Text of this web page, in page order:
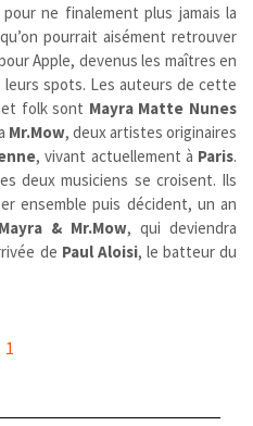
ne finalement plus jamais la
pourrait aisément retrouver
Apple, devenus les maîtres en
leurs spots. Les auteurs de cette
folk sont Mayra Matte Nunes
Mr.Mow, deux artistes originaires
, vivant actuellement à Paris.
deux musiciens se croisent. Ils
ensemble puis décident, un an
Mayra & Mr.Mow, qui deviendra
de Paul Aloisi, le batteur du
1